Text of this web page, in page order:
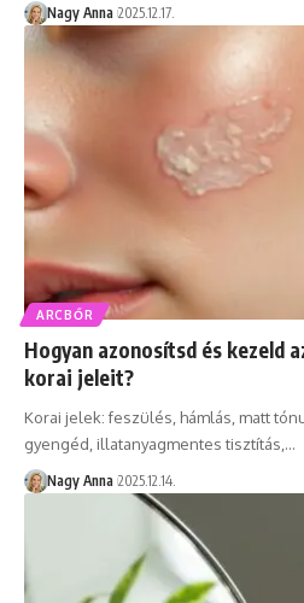
Nagy Anna 2025.12.17.
ARCBŐR
Hogyan azonosítsd és kezeld
korai jeleit?
Korai jelek: feszülés, hámlás, matt
gyengéd, illatanyagmentes tisztítás,…
Nagy Anna 2025.12.14.